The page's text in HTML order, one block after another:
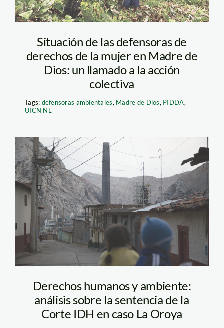
Situación de las defensoras de
derechos de la mujer en Madre de
Dios: un llamado a la acción
colectiva
Tags: defensoras ambientales, Madre de Dios, PIDDA,
UICN NL
AC6A1681
Derechos humanos y ambiente:
análisis sobre la sentencia de la
Corte IDH en caso La Oroya